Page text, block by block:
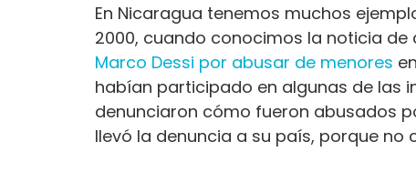
En Nicaragua tenemos muchos
2000, cuando conocimos la noticia
Marco Dessi por abusar de menores
habían participado en algunas de las
denunciaron cómo fueron abusados
llevó la denuncia a su país, porque no